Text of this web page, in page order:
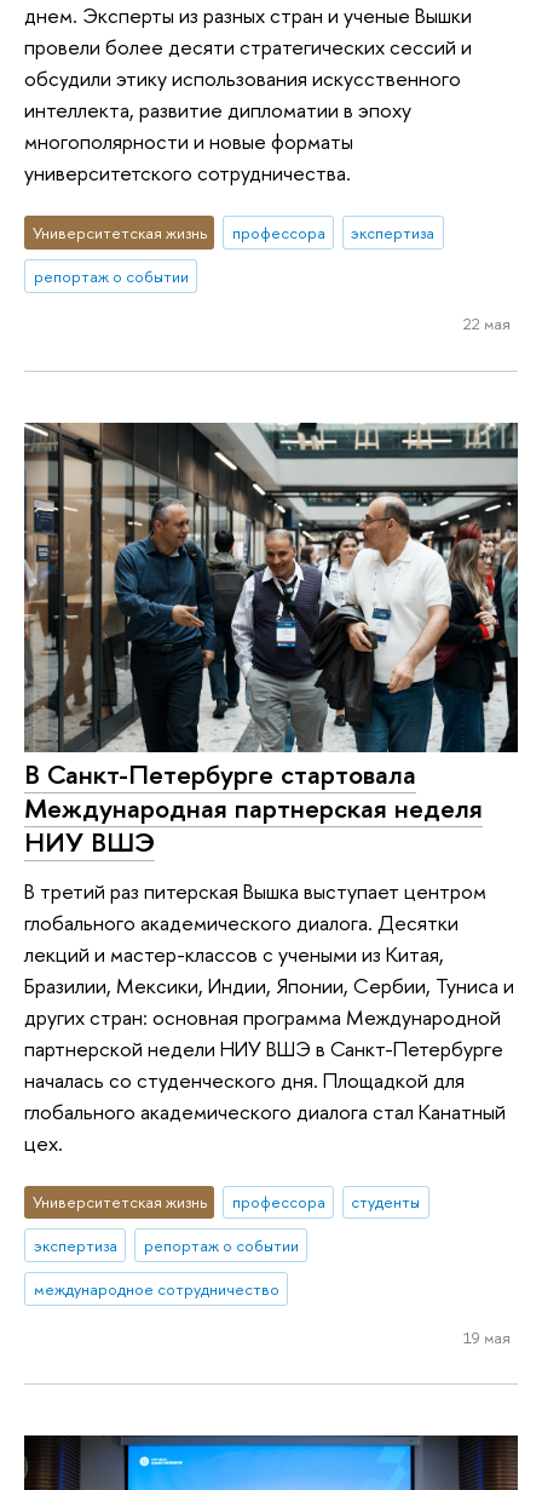
днем. Эксперты из разных стран и ученые Вышки
провели более десяти стратегических сессий и
обсудили этику использования искусственного
интеллекта, развитие дипломатии в эпоху
многополярности и новые форматы
университетского сотрудничества.
Университетская жизнь профессора
экспертиза
репортаж о событии
22 мая
В Санкт-Петербурге стартовала
Международная партнерская неделя
НИУ ВШЭ
В третий раз питерская Вышка выступает центром
глобального академического диалога. Десятки
лекций и мастер-классов с учеными из Китая,
Бразилии, Мексики, Индии, Японии, Сербии, Туниса и
других стран: основная программа Международной
партнерской недели НИУ ВШЭ в Санкт-Петербурге
началась со студенческого дня. Площадкой для
глобального академического диалога стал Канатный
цех.
Университетская жизнь профессора
студенты
экспертиза
репортаж о событии
международное сотрудничество
19 мая